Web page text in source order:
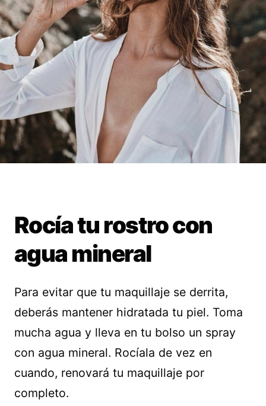
Rocía tu rostro con
agua mineral
Para evitar que tu maquillaje se derrita,
deberás mantener hidratada tu piel. Toma
mucha agua y lleva en tu bolso un spray
con agua mineral. Rocíala de vez en
cuando, renovará tu maquillaje por
completo.